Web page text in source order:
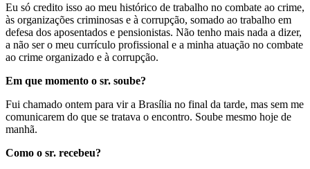
Eu só credito isso ao meu histórico de trabalho no combate ao crime,
às organizações criminosas e à corrupção, somado ao trabalho em
defesa dos aposentados e pensionistas. Não tenho mais nada a dizer,
a não ser o meu currículo profissional e a minha atuação no combate
ao crime organizado e à corrupção.
Em que momento o sr. soube?
Fui chamado ontem para vir a Brasília no final da tarde, mas sem me
comunicarem do que se tratava o encontro. Soube mesmo hoje de
manhã.
Como o sr. recebeu?